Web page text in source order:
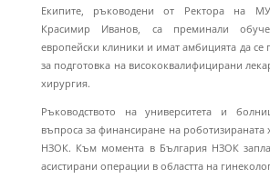
Екипите, ръководени от Ректора на
Красимир Иванов, са преминали
европейски клиники и имат амбицията да се
за подготовка на висококвалифицирани
хирургия.
Ръководството на университета и
въпроса за финансиране на
НЗОК. Към момента в България НЗОК
асистирани операции в областта на